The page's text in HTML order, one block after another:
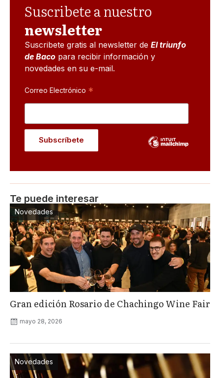
Suscribete a nuestro
newsletter
Suscribete gratis al newsletter de El triunfo
de Baco para recibir información y
novedades en su e-mail.
Correo Electrónico *
Te puede interesar
Novedades
Gran edición Rosario de Chachingo Wine Fair
mayo 28, 2026
Novedades